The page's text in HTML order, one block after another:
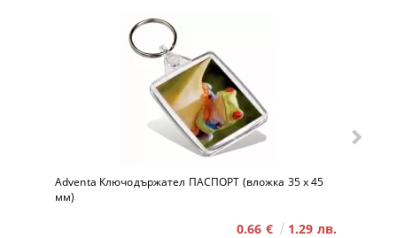
Adventa Ключодържател ПАСПОРТ (вложка 35 x 45
мм)
0.66 € 1.29 лв.